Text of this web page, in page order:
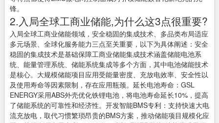
锋。
2.入局全球工商业储能,为什么这3点很重要?
入局全球工商业储能领域，安全稳固的集成技术、多品类布局适应
多元场景、全球化服务能力三点至关重要，以下为具体阐述：安全
稳固的集成技术是基础保障工商业储能集成技术涵盖储能电池系
统、能量管理系统、储能系统集成等多个方面，其中电池储能技术
是核心。大规模储能项目应用受能量密度、充放电效率、安全性以
及使用寿命等因素限制，存在应用瓶颈。延长电池寿命：GSL
ENERGY采用ABS外壳优化铁锂电池，将电池寿命延长10%，提高
了储能系统的可靠性和经济性。开发智能BMS专利：支持快速大电
流充放电，取代习惯繁琐昂贵的BMS方案，推动储能项目规模化应